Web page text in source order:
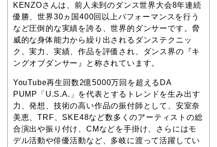
KENZOさんは、前人未到のダンス世界大会8年連続
優勝、世界30ヵ国400回以上パフォーマンスを行う
など圧倒的な実績を誇る、世界的ダンサーです。脅
威的な身体能力から繰り出されるダンステクニッ
ク、実力、実績、作品を評価され、ダンス界の『キ
ングオブダンサー』と称されています。
YouTube再生回数2億5000万回 を超えるDA
PUMP「U.S.A.」を代表とするトレンド を生み出す
力、発想、技術の高い作品の振付師として、安室奈
美恵、TRF、SKE48など数多くのアーティストの総
合演出や振り付け、CMなどを手掛け、さらにはモ
デル活動や俳優活動など、多岐に渡って活躍してい